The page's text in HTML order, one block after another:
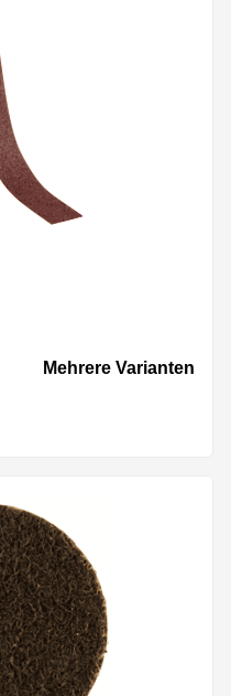
Mehrere Varianten